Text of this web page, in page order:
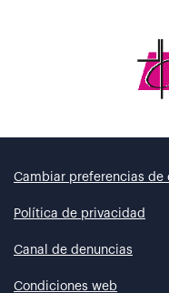
Cambiar preferencias de
Política de privacidad
Canal de denuncias
Condiciones web